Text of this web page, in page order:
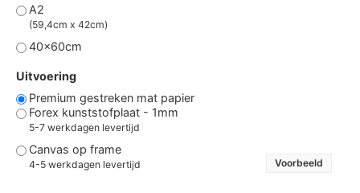
A2
(59,4cm x 42cm)
40x60cm
Uitvoering
Premium gestreken mat papier
Forex kunststofplaat - 1mm
5-7 werkdagen levertijd
Canvas op frame
4-5 werkdagen levertijd Voorbeeld